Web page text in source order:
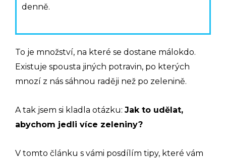
denně.
To je množství, na které se dostane málokdo.
Existuje spousta jiných potravin, po kterých
mnozí z nás sáhnou raději než po zelenině.
A tak jsem si kladla otázku: Jak to udělat,
abychom jedli více zeleniny?
V tomto článku s vámi posdílím tipy, které vám